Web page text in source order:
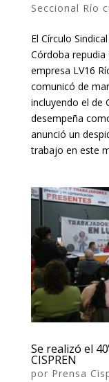
Seccional Río
El Círculo
Córdoba
empresa LV16
comunicó de
incluyendo el de
desempeña
anunció un
trabajo en este
Se realizó el
CISPREN
por Prensa